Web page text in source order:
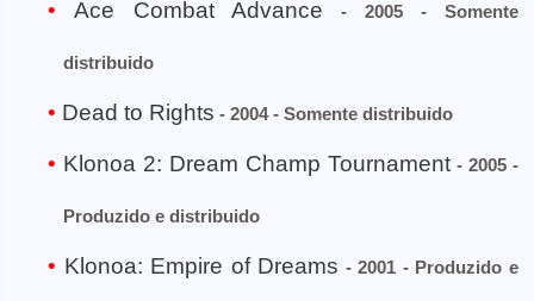
Ace Combat Advance - 2005 - Somente
distribuido
Dead to Rights - 2004 - Somente distribuido
Klonoa 2: Dream Champ Tournament- 2005 -
Produzido e distribuido
Klonoa: Empire of Dreams - 2001 - Produzido e